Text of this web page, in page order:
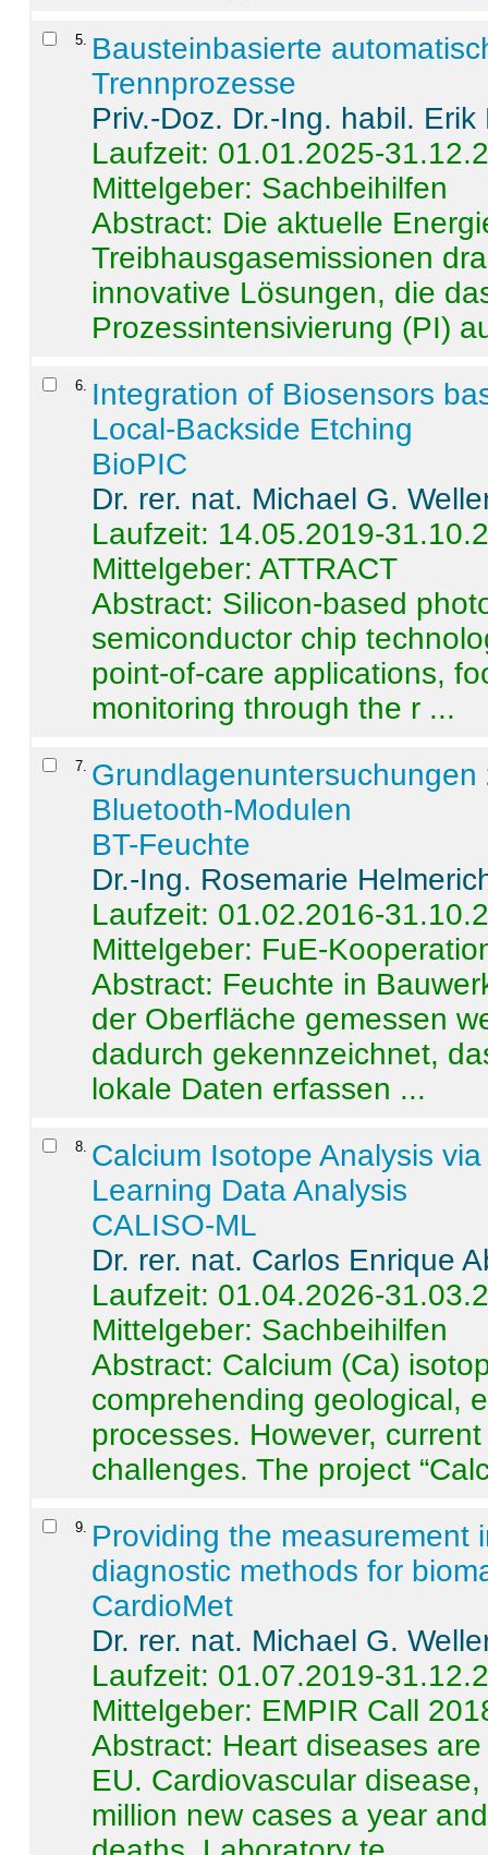
5
Bausteinbasierte
Trennprozesse
Priv.-Doz. Dr.-Ing. habil. Erik
Laufzeit: 01.01.2025-
Mittelgeber: Sachbeihilfen
Abstract: Die aktuelle
Treibhausgasemissionen
innovative Lösungen, die
Prozessintensivierung (PI)
6
Integration of Biosensors
Local-Backside Etching
BioPIC
Dr. rer. nat. Michael G.
Laufzeit: 14.05.2019-
Mittelgeber: ATTRACT
Abstract: Silicon-based
semiconductor chip
point-of-care applications,
monitoring through the r ...
7
Bluetooth-Modulen
BT-Feuchte
Dr.-Ing. Rosemarie
Laufzeit: 01.02.2016-
Mittelgeber: FuE-
Abstract: Feuchte in
der Oberfläche gemessen
dadurch gekennzeichnet,
lokale Daten erfassen ...
8 Calcium Isotope Analysis
Learning Data Analysis
CALISO-ML
Dr. rer. nat. Carlos Enrique
Laufzeit: 01.04.2026-
Mittelgeber: Sachbeihilfen
Abstract: Calcium (Ca)
comprehending geological,
processes. However,
challenges. The project
9
Providing the measurement
diagnostic methods for
CardioMet
Dr. rer. nat. Michael G.
Laufzeit: 01.07.2019-
Mittelgeber: EMPIR Call
Abstract: Heart diseases
EU. Cardiovascular
million new cases a year